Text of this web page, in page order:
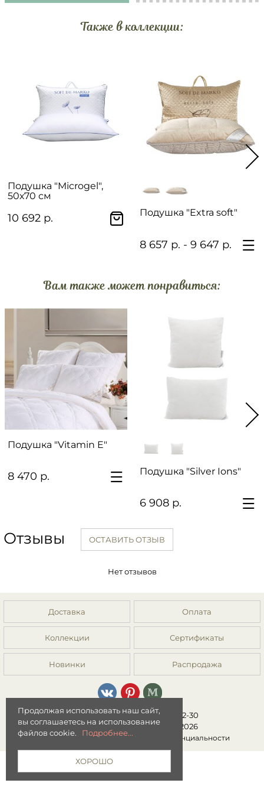
Также в коллекции:
Подушка "Microgel",
50х70 см
10 692 р. Подушка "Extra soft"
8 657 р. - 9 647 р.
Вам также может понравиться:
Подушка "Vitamin E"
8 470 р. Подушка "Silver Ions"
6 908 р.
Отзывы ОСТАВИТЬ ОТЗЫВ
Нет отзывов
Доставка Оплата
Коллекции Сертификаты
Новинки Распродажа
8 (499) 392-01-44, 8 (977) 149-22-30
Интернет-магазин "Мята" © 2026
Публичная оферта|Политика конфиденциальности
Продолжая использовать наш сайт,
вы соглашаетесь на использование
файлов cookie.
Подробнее...
ХОРОШО